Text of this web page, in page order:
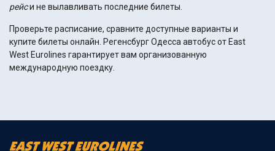
рейси не вылавливать последние билеты.
Проверьте расписание, сравните доступные варианты и
купите билеты онлайн. Регенсбург Одесса автобус от East
West Eurolines гарантирует вам организованную
международную поездку.